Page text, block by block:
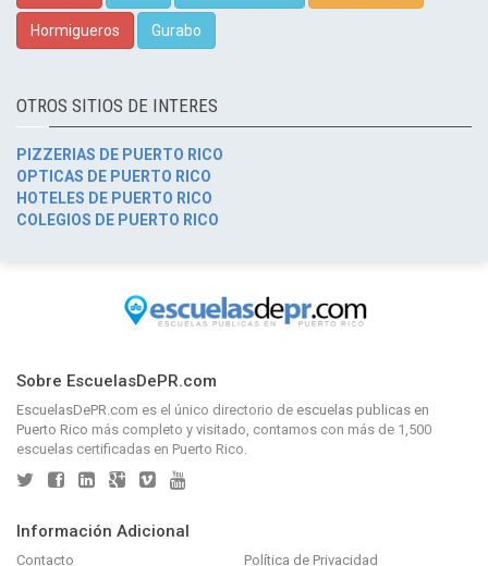
Hormigueros Gurabo
OTROS SITIOS DE INTERES
PIZZERIAS DE PUERTO RICO
OPTICAS DE PUERTO RICO
HOTELES DE PUERTO RICO
COLEGIOS DE PUERTO RICO
Sobre EscuelasDePR.com
EscuelasDePR.com es el único directorio de escuelas publicas en
Puerto Rico más completo y visitado, contamos con más de 1,500
escuelas certificadas en Puerto Rico.
Información Adicional
Contacto Política de Privacidad